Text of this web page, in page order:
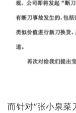
而针对“张小泉菜